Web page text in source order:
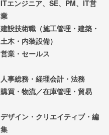
ITエンジニア、SE、PM、IT営
業
建設技術職（施工管理・建築・
土木・内装設備）
営業・セールス
人事総務・経理会計・法務
購買・物流／在庫管理・貿易
デザイン・クリエイティブ・編
集